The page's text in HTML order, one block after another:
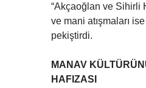
“Akçaoğlan ve Sihirli
ve mani atışmaları
pekiştirdi.
MANAV
HAFIZASI